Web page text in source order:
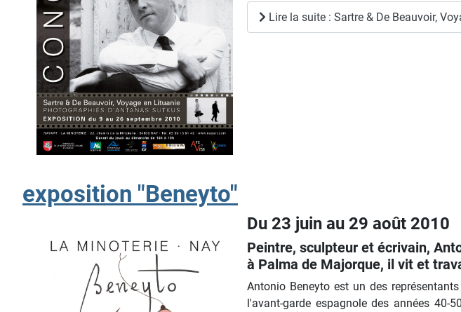
Lire la suite : Sartre & De Beauvoir,
exposition "Beneyto"
Du 23 juin au 29 août 2010
Peintre, sculpteur et écrivain,
à Palma de Majorque, il vit et
Antonio Beneyto est un des
l'avant-garde espagnole des années